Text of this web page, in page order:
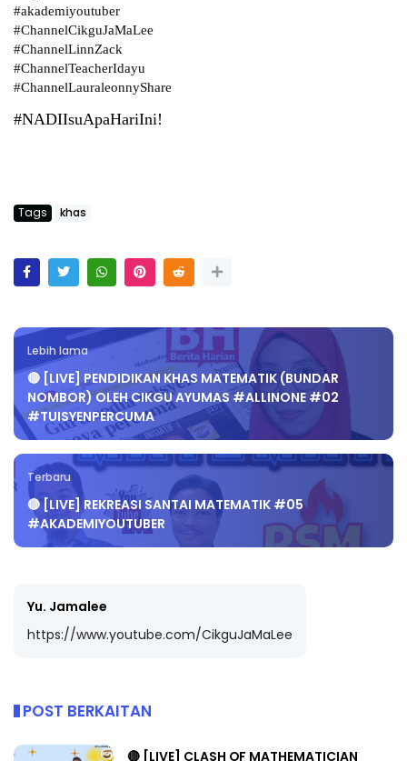
#akademiyoutuber
#ChannelCikguJaMaLee
#ChannelLinnZack
#ChannelTeacherIdayu
#ChannelLauraleonnyShare
#NADIIsuApaHariIni!
Tags khas
Lebih lama
🔴 [LIVE] PENDIDIKAN KHAS MATEMATIK (BUNDAR
NOMBOR) OLEH CIKGU AYUMAS #ALLINONE #02
#TUISYENPERCUMA
Terbaru
🔴 [LIVE] REKREASI SANTAI MATEMATIK #05
#AKADEMIYOUTUBER
Yu. Jamalee
https://www.youtube.com/CikguJaMaLee
POST BERKAITAN
🔴 [LIVE] CLASH OF MATHEMATICIAN